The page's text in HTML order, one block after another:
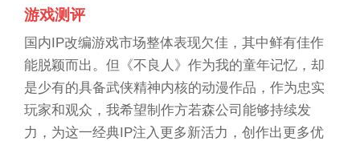
游戏测评
国内IP改编游戏市场整体表现欠佳，其中鲜有佳作
能脱颖而出。但《不良人》作为我的童年记忆，却
是少有的具备武侠精神内核的动漫作品，作为忠实
玩家和观众，我希望制作方若森公司能够持续发
力，为这一经典IP注入更多新活力，创作出更多优